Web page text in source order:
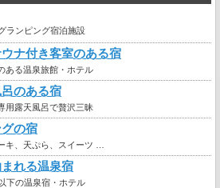
ランピング宿泊施設
ナ付き客室のある宿
ある温泉旅館・ホテル
のある宿
用露天風呂で贅沢三昧
の宿
キ、天ぷら、スイーツ …
れる温泉宿
下の温泉宿・ホテル